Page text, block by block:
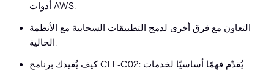
أدوات AWS.
التعاون مع فرق أخرى لدمج التطبيقات السحابية مع الأنظمة
الحالية.
كيف يُفيدك برنامج CLF-C02: يُقدّم فهمًا أساسيًا لخدمات